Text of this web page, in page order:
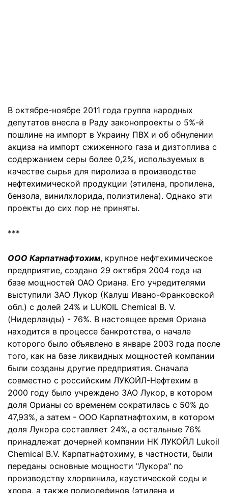
В октябре-ноябре 2011 года группа народных
депутатов внесла в Раду законопроекты о 5%-й
пошлине на импорт в Украину ПВХ и об обнулении
акциза на импорт сжиженного газа и дизтоплива с
содержанием серы более 0,2%, используемых в
качестве сырья для пиролиза в производстве
нефтехимической продукции (этилена, пропилена,
бензола, винилхлорида, полиэтилена). Однако эти
проекты до сих пор не приняты.
***
ООО Карпатнафтохим, крупное нефтехимическое
предприятие, создано 29 октября 2004 года на
базе мощностей ОАО Ориана. Его учредителями
выступили ЗАО Лукор (Калуш Ивано-Франковской
обл.) с долей 24% и LUKOIL Chemical B. V.
(Нидерланды) - 76%. В настоящее время Ориана
находится в процессе банкротства, о начале
которого было объявлено в январе 2003 года после
того, как на базе ликвидных мощностей компании
были созданы другие предприятия. Сначала
совместно с российским ЛУКОЙЛ-Нефтехим в
2000 году было учреждено ЗАО Лукор, в котором
доля Орианы со временем сократилась с 50% до
47,93%, а затем - ООО Карпатнафтохим, в котором
доля Лукора составляет 24%, а остальные 76%
принадлежат дочерней компании НК ЛУКОЙЛ Lukoil
Chemical B.V. Карпатнафтохиму, в частности, были
переданы основные мощности "Лукора" по
производству хлорвинила, каустической соды и
хлора, а также полиолефинов (этилена и